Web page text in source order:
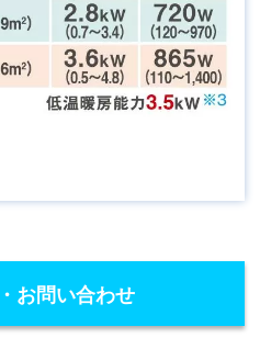
お問い合わせ